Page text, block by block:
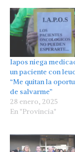
Iapos niega
un paciente con
“Me quitan la
de salvarme”
28 enero, 2025
En "Provincia"